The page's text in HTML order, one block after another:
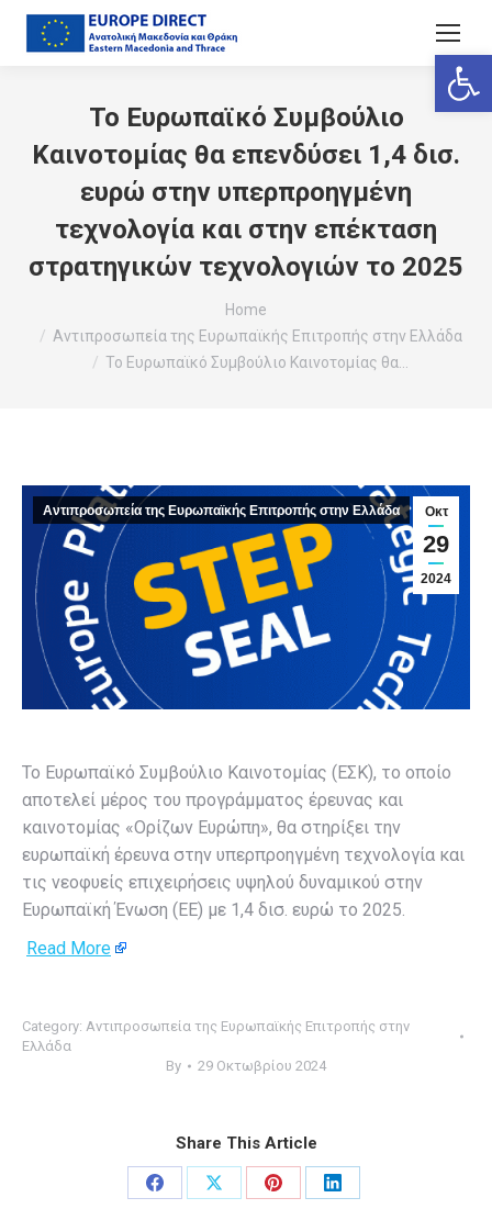
Το Ευρωπαϊκό Συμβούλιο
Καινοτομίας θα επενδύσει 1,4 δισ.
ευρώ στην υπερπροηγμένη
τεχνολογία και στην επέκταση
στρατηγικών τεχνολογιών το 2025
Home
Αντιπροσωπεία της Ευρωπαϊκής Επιτροπής στην Ελλάδα
Το Ευρωπαϊκό Συμβούλιο Καινοτομίας θα…
Οκτ
29
2024
Αντιπροσωπεία της Ευρωπαϊκής Επιτροπής στην Ελλάδα
Το Ευρωπαϊκό Συμβούλιο Καινοτομίας (ΕΣΚ), το οποίο
αποτελεί μέρος του προγράμματος έρευνας και
καινοτομίας «Ορίζων Ευρώπη», θα στηρίξει την
ευρωπαϊκή έρευνα στην υπερπροηγμένη τεχνολογία και
τις νεοφυείς επιχειρήσεις υψηλού δυναμικού στην
Ευρωπαϊκή Ένωση (ΕΕ) με 1,4 δισ. ευρώ το 2025.
Read More
Category: Αντιπροσωπεία της Ευρωπαϊκής Επιτροπής στην
Ελλάδα
By
29 Οκτωβρίου 2024
Share This Article
Share
Share
Share
Share